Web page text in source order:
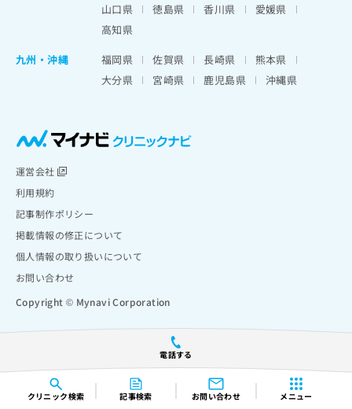
クリニック検索 記事検索 お問い合わせ メニュー
電話する
山口県
徳島県 香川県
愛媛県
高知県
九州・沖縄
福岡県 佐賀県 長崎県
熊本県
大分県
宮崎県 鹿児島県 沖縄県
運営会社
利用規約
記事制作ポリシー
掲載情報の修正について
個人情報の取り扱いについて
お問い合わせ
Copyright © Mynavi Corporation